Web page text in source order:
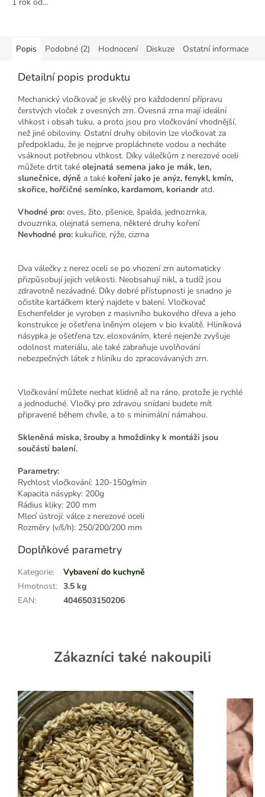
Popis Podobné (2) Hodnocení Diskuze Ostatní informace
Detailní popis produktu
Mechanický vločkovač je skvělý pro každodenní přípravu
čerstvých vloček z ovesných zrn. Ovesná zrna mají ideální
vlhkost i obsah tuku, a proto jsou pro vločkování vhodnější,
než jiné obiloviny. Ostatní druhy obilovin lze vločkovat za
předpokladu, že je nejprve propláchnete vodou a necháte
vsáknout potřebnou vlhkost. Díky válečkům z nerezové oceli
můžete drtit také olejnatá semena jako je mák, len,
slunečnice, dýně a také koření jako je anýz, fenykl, kmín,
skořice, hořčičné semínko, kardamom, koriandratd.
Vhodné pro: oves, žito, pšenice, špalda, jednozrnka,
dvouzrnka, olejnatá semena, některé druhy koření
Nevhodné pro: kukuřice, rýže, cizrna
Dva válečky z nerez oceli se po vhození zrn automaticky
přizpůsobují jejich velikosti. Neobsahují nikl, a tudíž jsou
zdravotně nezávadné. Díky dobré přístupnosti je snadno je
očistíte kartáčkem který najdete v balení. Vločkovač
Eschenfelder je vyroben z masivního bukového dřeva a jeho
konstrukce je ošetřena lněným olejem v bio kvalitě. Hliníková
násypka je ošetřena tzv. eloxováním, které nejenže zvyšuje
odolnost materiálu, ale také zabraňuje uvolňování
nebezpečných látek z hliníku do zpracovávaných zrn.
Vločkování můžete nechat klidně až na ráno, protože je rychlé
a jednoduché. Vločky pro zdravou snídani budete mít
připravené během chvíle, a to s minimální námahou.
Skleněná miska, šrouby a hmoždinky k montáži jsou
součástí balení.
Parametry:
Rychlost vločkování: 120-150g/min
Kapacita násypky: 200g
Rádius kliky: 200 mm
Mlecí ústrojí: válce z nerezové oceli
Rozměry (v/š/h): 250/200/200 mm
Doplňkové parametry
Kategorie:
Vybavení do kuchyně
Hmotnost: 3.5 kg
EAN: 4046503150206
Zákazníci také nakoupili